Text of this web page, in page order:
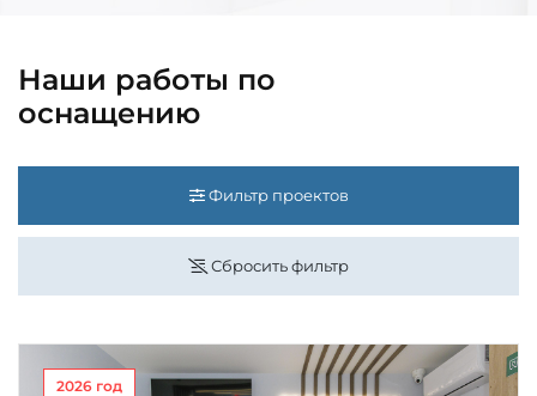
Наши работы по
оснащению
Фильтр проектов
Сбросить фильтр
2026 год